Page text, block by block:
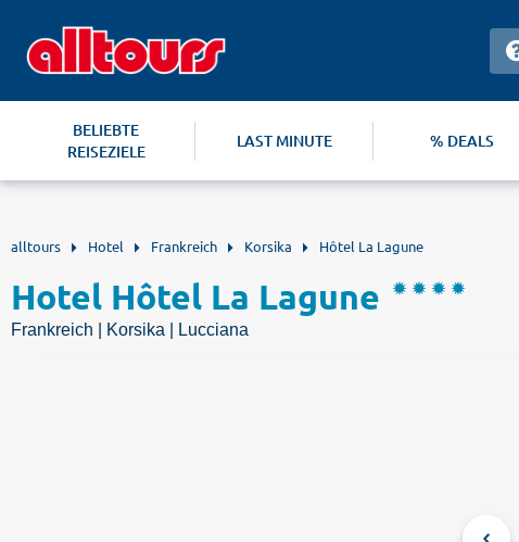
BELIEBTE
REISEZIELE
LAST MINUTE % DEALS
alltours Hotel Frankreich Korsika Hôtel La Lagune
Hotel Hôtel La Lagune
Frankreich | Korsika | Lucciana